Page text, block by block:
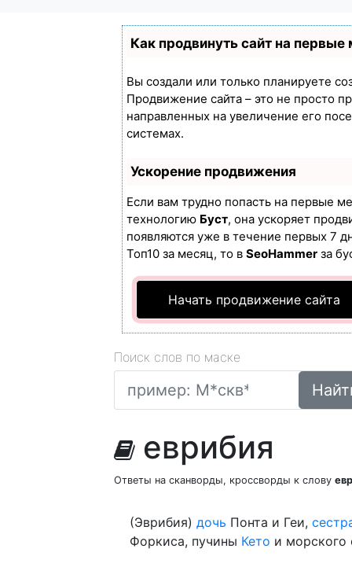
Как продвинуть сайт на первые
Вы создали или только планируете
Продвижение сайта – это не просто
направленных на увеличение его
системах.
Ускорение продвижения
Если вам трудно попасть на первые
технологию Буст, она ускоряет
появляются уже в течение первых 7
Топ10 за месяц, то в SeoHammer за
Начать продвижение сайта
Поиск слов по маске
еврибия
Ответы на сканворды, кроссворды к слову
(Эврибия) дочь Понта и Геи,
Форкиса, пучины Кето и